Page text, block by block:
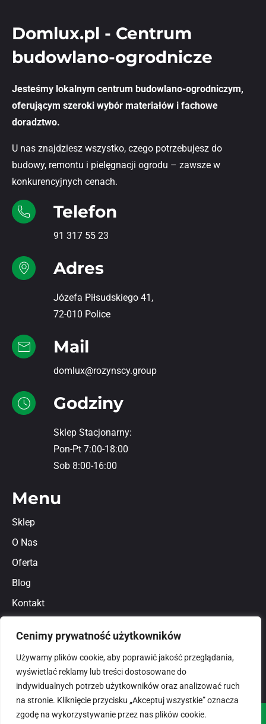
Cenimy prywatność użytkowników
Używamy plików cookie, aby poprawić jakość przeglądania,
wyświetlać reklamy lub treści dostosowane do
indywidualnych potrzeb użytkowników oraz analizować ruch
na stronie. Kliknięcie przycisku „Akceptuj wszystkie” oznacza
zgodę na wykorzystywanie przez nas plików cookie.
Domlux.pl - Centrum
budowlano-ogrodnicze
Jesteśmy lokalnym centrum budowlano-ogrodniczym,
oferującym szeroki wybór materiałów i fachowe
doradztwo.
U nas znajdziesz wszystko, czego potrzebujesz do
budowy, remontu i pielęgnacji ogrodu – zawsze w
konkurencyjnych cenach.
Telefon
91 317 55 23
Adres
Józefa Piłsudskiego 41,
72-010 Police
Mail
domlux@rozynscy.group
Godziny
Sklep Stacjonarny:
Pon-Pt 7:00-18:00
Sob 8:00-16:00
Menu
Sklep
O Nas
Oferta
Blog
Kontakt
Polityka prywatności